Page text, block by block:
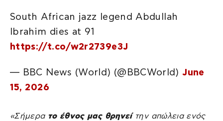
South African jazz legend Abdullah
Ibrahim dies at 91
https://t.co/w2r2739e3J
— BBC News (World) (@BBCWorld)June
15, 2026
«Σήμερα το έθνος μας θρηνείτην απώλεια ενός